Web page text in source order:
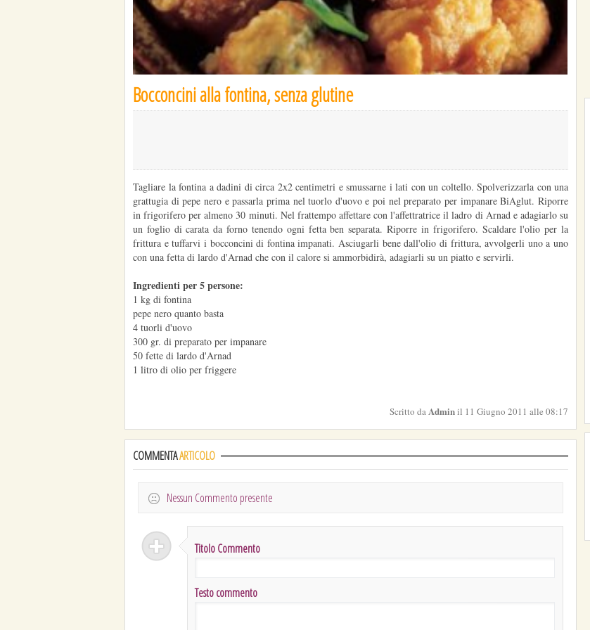
Bocconcini alla fontina, senza glutine
Tagliare la fontina a dadini di circa 2x2 centimetri e smussarne i lati con un coltello. Spolverizzarla con una
grattugia di pepe nero e passarla prima nel tuorlo d'uovo e poi nel preparato per impanare BiAglut. Riporre
in frigorifero per almeno 30 minuti. Nel frattempo affettare con l'affettratrice il ladro di Arnad e adagiarlo su
un foglio di carata da forno tenendo ogni fetta ben separata. Riporre in frigorifero. Scaldare l'olio per la
frittura e tuffarvi i bocconcini di fontina impanati. Asciugarli bene dall'olio di frittura, avvolgerli uno a uno
con una fetta di lardo d'Arnad che con il calore si ammorbidirà, adagiarli su un piatto e servirli.
Ingredienti per 5 persone:
1 kg di fontina
pepe nero quanto basta
4 tuorli d'uovo
300 gr. di preparato per impanare
50 fette di lardo d'Arnad
1 litro di olio per friggere
Scritto daAdminil 11 Giugno 2011 alle 08:17
COMMENTAARTICOLO
Nessun Commento presente
Titolo Commento
Testo commento